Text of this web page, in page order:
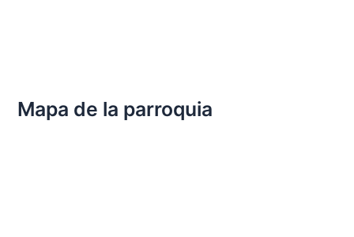
Mapa de la parroquia